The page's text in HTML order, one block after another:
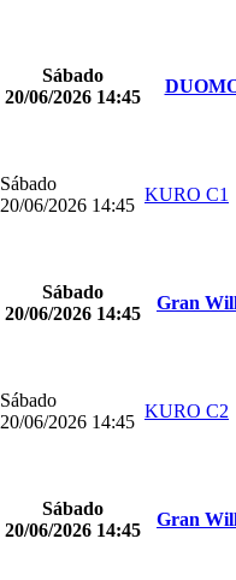
Sábado
20/06/2026 14:45
Sábado
20/06/2026 14:45
KURO C1
Sábado
20/06/2026 14:45
Gran
Sábado
20/06/2026 14:45
KURO C2
Sábado
20/06/2026 14:45
Gran